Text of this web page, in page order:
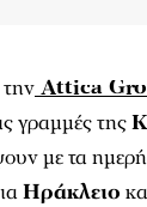
Attica
γραμμές της
με τα
Ηράκλειο